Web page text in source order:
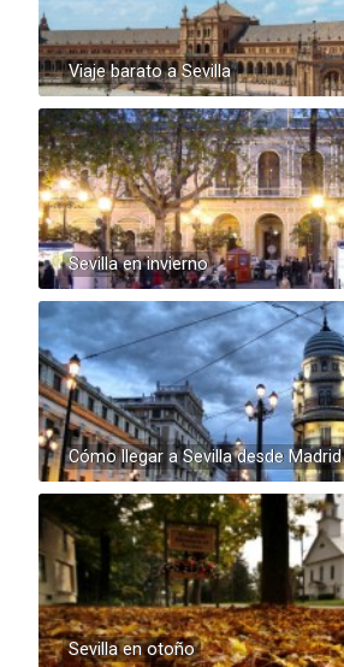
Viaje barato a Sevilla
Sevilla en invierno
Cómo llegar a Sevilla desde Madrid
Sevilla en otoño